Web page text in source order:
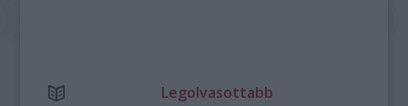
Legolvasottabb